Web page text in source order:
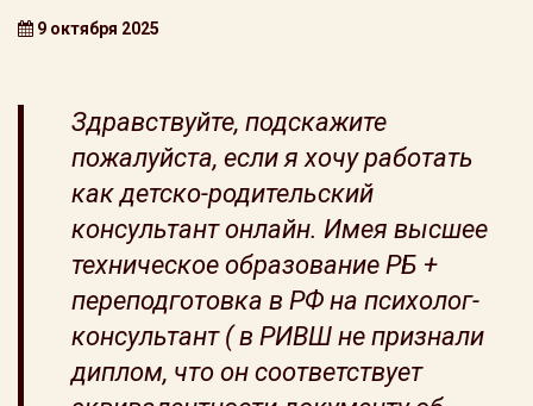
9 октября 2025
Здравствуйте, подскажите
пожалуйста, если я хочу работать
как детско-родительский
консультант онлайн. Имея высшее
техническое образование РБ +
переподготовка в РФ на психолог-
консультант ( в РИВШ не признали
диплом, что он соответствует